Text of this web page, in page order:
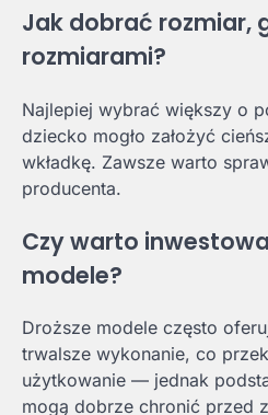
Jak dobrać rozmiar,
rozmiarami?
Najlepiej wybrać większy o
dziecko mogło założyć
wkładkę. Zawsze warto
producenta.
Czy warto
modele?
Droższe modele często
trwalsze wykonanie, co
użytkowanie — jednak
mogą dobrze chronić przed